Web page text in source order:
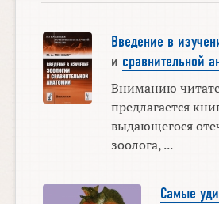
Введение в
и сравнительной
Вниманию
предлагается
выдающегося
зоолога, ...
Самые